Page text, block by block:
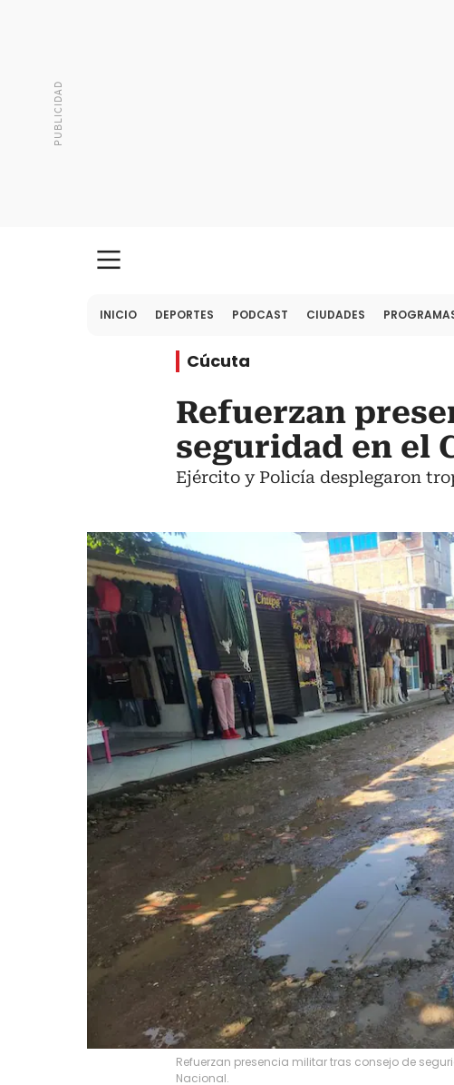
INICIO DEPORTES PODCAST CIUDADES
Cúcuta
Refuerzan
seguridad en el
Ejército y Policía desplegaron
Refuerzan presencia militar tras consejo de
Nacional.